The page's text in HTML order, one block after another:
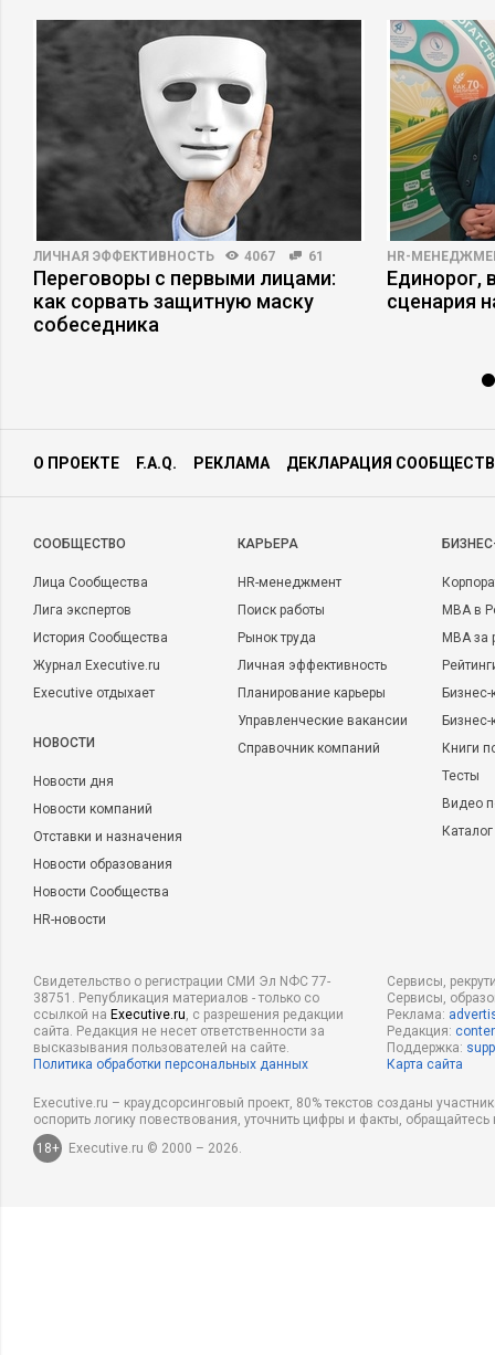
ЛИЧНАЯ ЭФФЕКТИВНОСТЬ 4067 61
Переговоры с первыми лицами:
как сорвать защитную маску
собеседника
HR-
Единорог,
сценария
О ПРОЕКТЕ F.A.Q. РЕКЛАМА ДЕКЛАРАЦИЯ
CООБЩЕСТВО
Лица Сообщества
Лига экспертов
История Сообщества
Журнал Executive.ru
Executive отдыхает
НОВОСТИ
Новости дня
Новости компаний
Отставки и назначения
Новости образования
Новости Сообщества
HR-новости
КАРЬЕРА
HR-менеджмент
Поиск работы
Рынок труда
Личная эффективность
Планирование карьеры
Управленческие вакансии
Справочник компаний
MBA в
MBA
Бизнес-
Книги
Тесты
Видео
Свидетельство о регистрации СМИ Эл NФС 77-
38751. Републикация материалов - только со
ссылкой на Executive.ru, с разрешения редакции
сайта. Редакция не несет ответственности за
высказывания пользователей на сайте.
Политика обработки персональных данных
Сервисы,
Сервисы,
Реклама:
Редакция:
Поддержка:
Карта сайта
Executive.ru – краудсорсинговый проект, 80% текстов созданы
оспорить логику повествования, уточнить цифры и факты,
18+
Executive.ru © 2000 – 2026.